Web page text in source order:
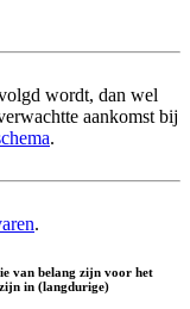
wordt, dan wel
aankomst bij
.
.
van belang zijn voor het
in (langdurige)